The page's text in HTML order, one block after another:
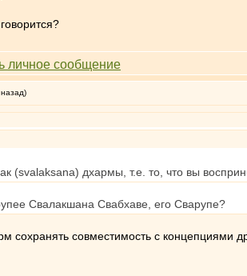
(svalaksana) дхармы, т.е. то, что вы
Свалакшана Свабхаве, его Сварупе?
сохранять совместимость с концепциями